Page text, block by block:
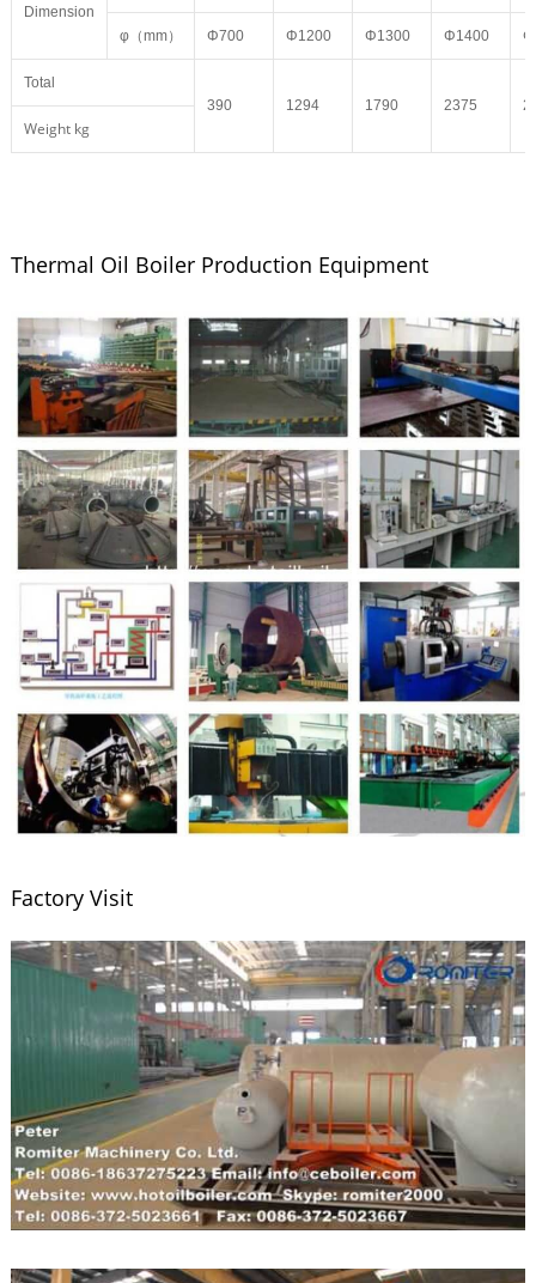
Dimension
φ（mm） Φ700 Φ1200 Φ1300 Φ1400
Total
390
1294 1790 2375
Weight kg
Thermal Oil Boiler Production Equipment
Factory Visit